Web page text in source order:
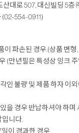
산대로 507, 대신빌딩 5층
(02-554-0911)
이 파손된 경우.(상품 변형
(만년필은 특성상 잉크
인 불량 및 제품 하자 이
을 경우 반납하셔야 하며
입니다.
이 경과한 경우